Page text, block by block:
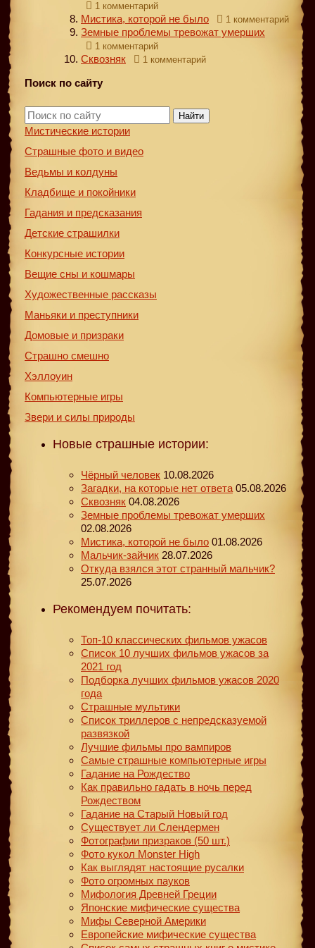
1 комментарий
Мистика, которой не было 1 комментарий
Земные проблемы тревожат умерших
1 комментарий
Сквозняк 1 комментарий
Поиск по сайту
Найти
Мистические истории
Страшные фото и видео
Ведьмы и колдуны
Кладбище и покойники
Гадания и предсказания
Детские страшилки
Конкурсные истории
Вещие сны и кошмары
Художественные рассказы
Маньяки и преступники
Домовые и призраки
Страшно смешно
Хэллоуин
Компьютерные игры
Звери и силы природы
Новые страшные истории:
Чёрный человек 10.08.2026
Загадки, на которые нет ответа 05.08.2026
Сквозняк 04.08.2026
Земные проблемы тревожат умерших
02.08.2026
Мистика, которой не было 01.08.2026
Мальчик-зайчик 28.07.2026
Откуда взялся этот странный мальчик?
25.07.2026
Рекомендуем почитать:
Топ-10 классических фильмов ужасов
Список 10 лучших фильмов ужасов за
2021 год
Подборка лучших фильмов ужасов 2020
года
Страшные мультики
Список триллеров с непредсказуемой
развязкой
Лучшие фильмы про вампиров
Самые страшные компьютерные игры
Гадание на Рождество
Как правильно гадать в ночь перед
Рождеством
Гадание на Старый Новый год
Существует ли Слендермен
Фотографии призраков (50 шт.)
Фото кукол Monster High
Как выглядят настоящие русалки
Фото огромных пауков
Мифология Древней Греции
Японские мифические существа
Мифы Северной Америки
Европейские мифические существа